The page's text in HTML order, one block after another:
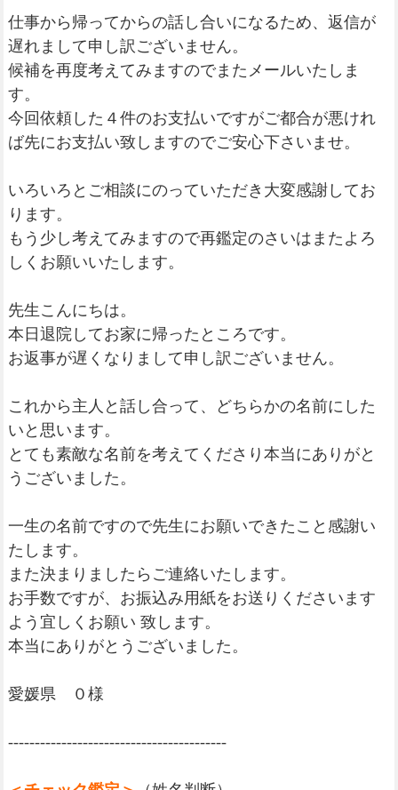
仕事から帰ってからの話し合いになるため、返信が
遅れまして申し訳ございません。
候補を再度考えてみますのでまたメールいたしま
す。
今回依頼した４件のお支払いですがご都合が悪けれ
ば先にお支払い致しますのでご安心下さいませ。
いろいろとご相談にのっていただき大変感謝してお
ります。
もう少し考えてみますので再鑑定のさいはまたよろ
しくお願いいたします。
先生こんにちは。
本日退院してお家に帰ったところです。
お返事が遅くなりまして申し訳ございません。
これから主人と話し合って、どちらかの名前にした
いと思います。
とても素敵な名前を考えてくださり本当にありがと
うございました。
一生の名前ですので先生にお願いできたこと感謝い
たします。
また決まりましたらご連絡いたします。
お手数ですが、お振込み用紙をお送りくださいます
よう宜しくお願い 致します。
本当にありがとうございました。
愛媛県 ０様
-----------------------------------------